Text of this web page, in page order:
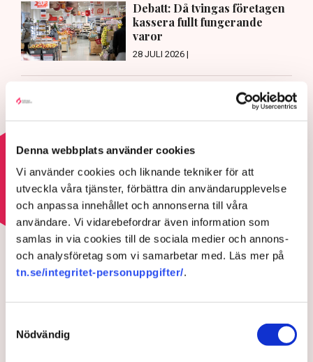
Denna webbplats använder cookies
Vi använder cookies och liknande tekniker för att
utveckla våra tjänster, förbättra din användarupplevelse
och anpassa innehållet och annonserna till våra
användare. Vi vidarebefordrar även information som
samlas in via cookies till de sociala medier och annons-
och analysföretag som vi samarbetar med. Läs mer på
tn.se/integritet-personuppgifter/.
Nödvändig
Debatt: Då tvingas företagen
kassera fullt fungerande
varor
28 JULI 2026 |
Professorn: Försiktighet,
följsamhet och feghet präglar
myndigheter
Läs mer om regelkrånglet
REGELKRÅNGLET
Debatt: Då tvingas företagen
kassera fullt fungerande
varor